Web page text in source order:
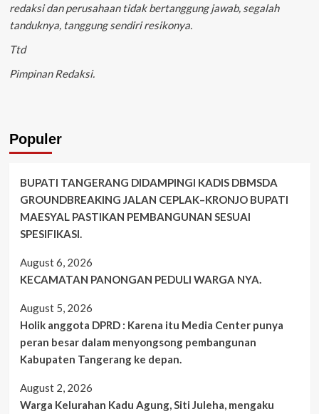
redaksi dan perusahaan tidak bertanggung jawab, segalah
tanduknya, tanggung sendiri resikonya.
Ttd
Pimpinan Redaksi.
Populer
BUPATI TANGERANG DIDAMPINGI KADIS DBMSDA
GROUNDBREAKING JALAN CEPLAK–KRONJO BUPATI
MAESYAL PASTIKAN PEMBANGUNAN SESUAI
SPESIFIKASI.
August 6, 2026
KECAMATAN PANONGAN PEDULI WARGA NYA.
August 5, 2026
Holik anggota DPRD : Karena itu Media Center punya
peran besar dalam menyongsong pembangunan
Kabupaten Tangerang ke depan.
August 2, 2026
Warga Kelurahan Kadu Agung, Siti Juleha, mengaku